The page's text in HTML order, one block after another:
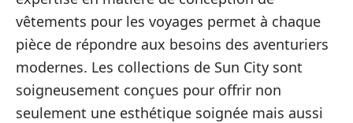
vêtements pour les voyages permet à chaque
pièce de répondre aux besoins des aventuriers
modernes. Les collections de Sun City sont
soigneusement conçues pour offrir non
seulement une esthétique soignée mais aussi